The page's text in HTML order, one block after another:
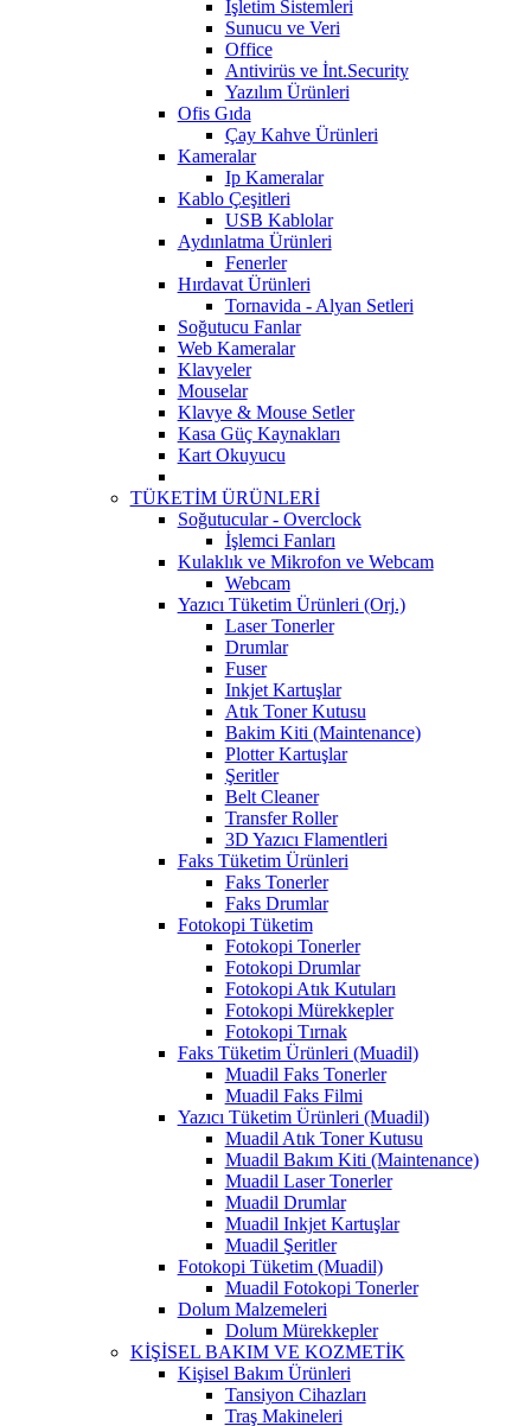
İşletim Sistemleri
Sunucu ve Veri
Office
Antivirüs ve İnt.Security
Yazılım Ürünleri
Ofis Gıda
Çay Kahve Ürünleri
Kameralar
Ip Kameralar
Kablo Çeşitleri
USB Kablolar
Aydınlatma Ürünleri
Fenerler
Hırdavat Ürünleri
Tornavida - Alyan Setleri
Soğutucu Fanlar
Web Kameralar
Klavyeler
Mouselar
Klavye & Mouse Setler
Kasa Güç Kaynakları
Kart Okuyucu
TÜKETİM ÜRÜNLERİ
Soğutucular - Overclock
İşlemci Fanları
Kulaklık ve Mikrofon ve Webcam
Webcam
Yazıcı Tüketim Ürünleri (Orj.)
Laser Tonerler
Drumlar
Fuser
Inkjet Kartuşlar
Atık Toner Kutusu
Bakim Kiti (Maintenance)
Plotter Kartuşlar
Şeritler
Belt Cleaner
Transfer Roller
3D Yazıcı Flamentleri
Faks Tüketim Ürünleri
Faks Tonerler
Faks Drumlar
Fotokopi Tüketim
Fotokopi Tonerler
Fotokopi Drumlar
Fotokopi Atık Kutuları
Fotokopi Mürekkepler
Fotokopi Tırnak
Faks Tüketim Ürünleri (Muadil)
Muadil Faks Tonerler
Muadil Faks Filmi
Yazıcı Tüketim Ürünleri (Muadil)
Muadil Atık Toner Kutusu
Muadil Bakım Kiti (Maintenance)
Muadil Laser Tonerler
Muadil Drumlar
Muadil Inkjet Kartuşlar
Muadil Şeritler
Fotokopi Tüketim (Muadil)
Muadil Fotokopi Tonerler
Dolum Malzemeleri
Dolum Mürekkepler
KİŞİSEL BAKIM VE KOZMETİK
Kişisel Bakım Ürünleri
Tansiyon Cihazları
Traş Makineleri